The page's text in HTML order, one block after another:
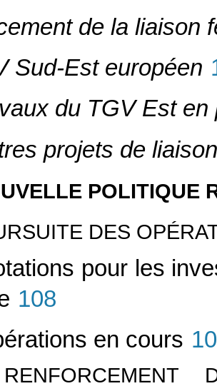
de la liaison
Sud-Est européen
du TGV Est en
projets de
POLITIQUE
DES
pour les
108
en cours